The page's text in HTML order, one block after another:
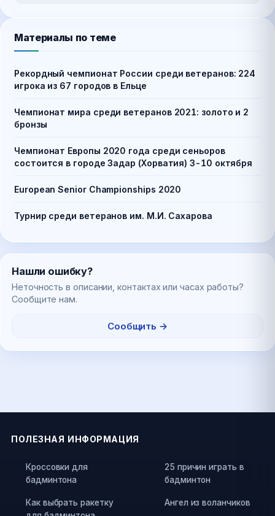
Материалы по теме
Рекордный чемпионат России среди ветеранов: 224
игрока из 67 городов в Ельце
Чемпионат мира среди ветеранов 2021: золото и 2
бронзы
Чемпионат Европы 2020 года среди сеньоров
состоится в городе Задар (Хорватия) 3-10 октября
European Senior Championships 2020
Турнир среди ветеранов им. М.И. Сахарова
Нашли ошибку?
Неточность в описании, контактах или часах работы?
Сообщите нам.
Сообщить →
ПОЛЕЗНАЯ ИНФОРМАЦИЯ
Кроссовки для
бадминтона
Как выбрать ракетку
25 причин играть в
бадминтон
Ангел из воланчиков